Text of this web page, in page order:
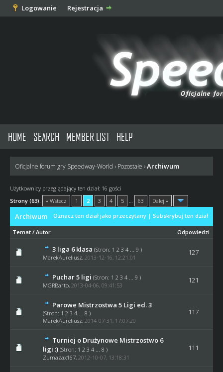
Logowanie Rejestracja
HOME SEARCH MEMBER LIST HELP
Oficjalne forum gry Speedway-World › Pozostałe ›Archiwum
Użytkownicy przeglądający ten dział: 16 gości
Strony (63):
« Wstecz 1 2 3 4 5 … 63
Dalej »
Oznacz ten dział jako przeczytany| Subskrybuj ten dział
Archiwum
Temat/ Autor Odpowiedzi
3 liga 6 klasa (Stron: 1 2 3 4 ... 9 )
MarekAureliusz, 2013-12-16, 12:21:01
127
Puchar 5 ligi (Stron: 1 2 3 4 ... 9 )
MGRBarto, 2013-04-06, 09:41:53
121
Parowe Mistrzostwa 5 Ligi ed. 3
(Stron: 1 2 3 4 ... 8 )
MarekAureliusz, 2014-07-31, 17:07:20
117
Turniej o Drużynowe Mistrzostwo 6
ligi :) (Stron: 1 2 3 4 ... 8 )
Zumazax167, 2012-10-07, 13:18:31
111